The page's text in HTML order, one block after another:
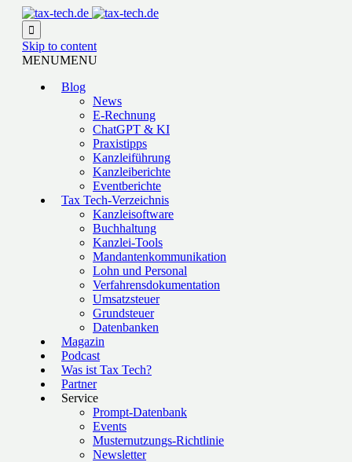

Skip to content
MENUMENU
Blog
News
E-Rechnung
ChatGPT & KI
Praxistipps
Kanzleiführung
Kanzleiberichte
Eventberichte
Tax Tech-Verzeichnis
Kanzleisoftware
Buchhaltung
Kanzlei-Tools
Mandantenkommunikation
Lohn und Personal
Verfahrensdokumentation
Umsatzsteuer
Grundsteuer
Datenbanken
Magazin
Podcast
Was ist Tax Tech?
Partner
Service
Prompt-Datenbank
Events
Musternutzungs-Richtlinie
Newsletter